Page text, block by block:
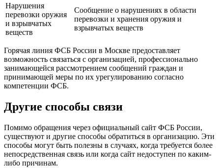
Нарушения
перевозки оружия
и взрывчатых
веществ
Сообщение о нарушениях в области
перевозки и хранения оружия и
взрывчатых веществ
Горячая линия ФСБ России в Москве предоставляет
возможность связаться с организацией, профессионально
занимающейся рассмотрением сообщений граждан и
принимающей меры по их урегулированию согласно
компетенции ФСБ.
Другие способы связи
Помимо обращения через официальный сайт ФСБ России,
существуют и другие способы обратиться в организацию. Эти
способы могут быть полезны в случаях, когда требуется более
непосредственная связь или когда сайт недоступен по каким-
либо причинам.